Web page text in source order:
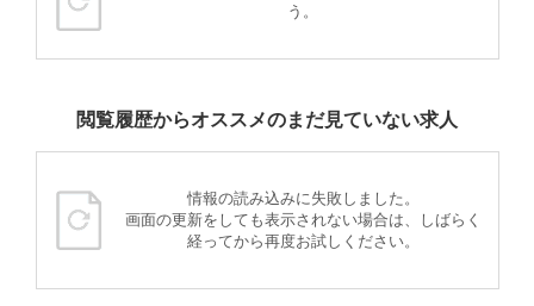
う。
閲覧履歴からオススメのまだ見ていない求人
情報の読み込みに失敗しました。
画面の更新をしても表示されない場合は、しばらく
経ってから再度お試しください。